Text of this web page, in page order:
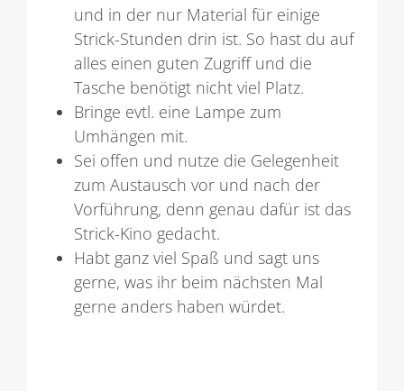
und in der nur Material für einige
Strick-Stunden drin ist. So hast du auf
alles einen guten Zugriff und die
Tasche benötigt nicht viel Platz.
Bringe evtl. eine Lampe zum
Umhängen mit.
Sei offen und nutze die Gelegenheit
zum Austausch vor und nach der
Vorführung, denn genau dafür ist das
Strick-Kino gedacht.
Habt ganz viel Spaß und sagt uns
gerne, was ihr beim nächsten Mal
gerne anders haben würdet.